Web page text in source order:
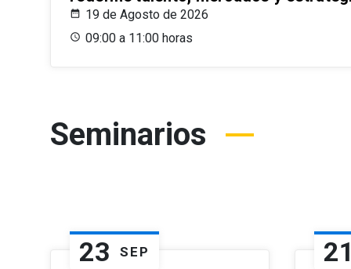
19 de Agosto de 2026
09:00 a 11:00 horas
Seminarios
23 SEP 21